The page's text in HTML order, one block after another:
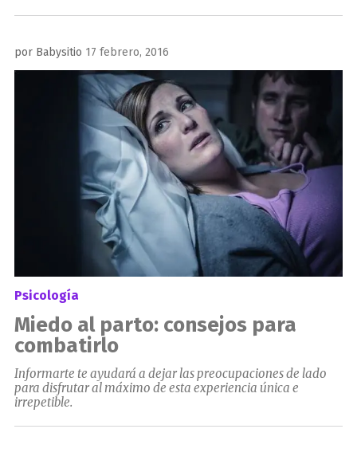
por Babysitio Publicado
el
17 febrero, 2016
Psicología
Miedo al parto: consejos para
combatirlo
Informarte te ayudará a dejar las preocupaciones de lado
para disfrutar al máximo de esta experiencia única e
irrepetible.